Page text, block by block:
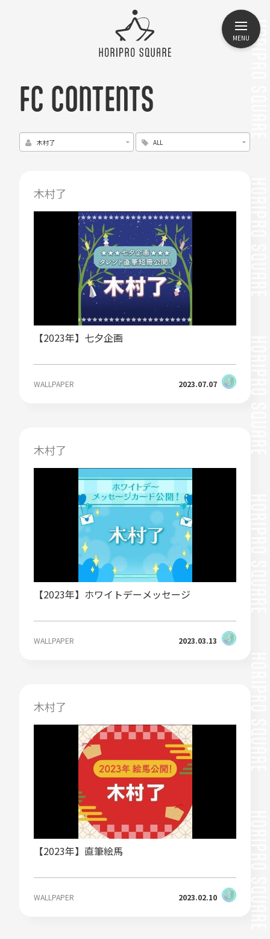
MENU
FC CONTENTS
木村了
【2023年】七夕企画
WALLPAPER 2023.07.07
木村了
【2023年】ホワイトデーメッセージ
WALLPAPER 2023.03.13
木村了
【2023年】直筆絵馬
WALLPAPER 2023.02.10